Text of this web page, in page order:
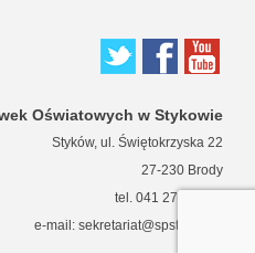
Oświatowych w Stykowie
Styków, ul. Świętokrzyska 22
27-230 Brody
tel. 041 271 63 66
e-mail: sekretariat@spstykow.pl